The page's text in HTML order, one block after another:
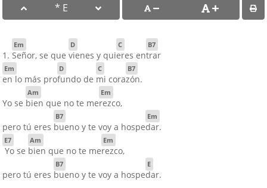
1.
Em
Señor, se que
D
vienes y qui
C
eres en
B7
trar
Em
en lo más pro
D
fundo de
C
mi cora
B7
zón.
Yo se
Am
bien que no te me
Em
rezco,
pero tú eres
B7
bueno y te voy a hospe
Em
dar.
E7
Yo se
Am
bien que no te me
Em
rezco,
pero tú eres
B7
bueno y te voy a hospe
E
dar.